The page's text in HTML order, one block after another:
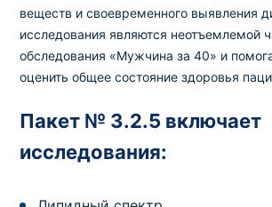
веществ и своевременного выявления
исследования являются неотъемлемой
обследования «Мужчина за 40» и
оценить общее состояние здоровья
Пакет № 3.2.5 включает
исследования: